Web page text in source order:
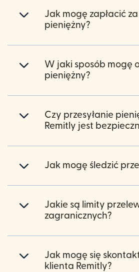
Jak mogę zapłacić
pieniężny?
W jaki sposób mogę
pieniężny?
Czy przesyłanie
Remitly jest
Jak mogę śledzić
Jakie są limity
zagranicznych?
Jak mogę się
klienta Remitly?